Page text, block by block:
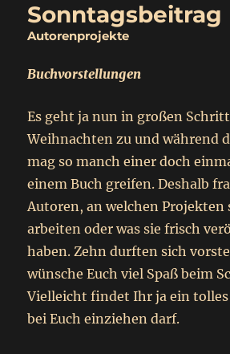
Sonntagsbeitrag
Autorenprojekte
Buchvorstellungen
Es geht ja nun in großen
Weihnachten zu und während
mag so manch einer doch
einem Buch greifen. Deshalb
Autoren, an welchen Projekten
arbeiten oder was sie frisch
haben. Zehn durften sich
wünsche Euch viel Spaß beim
Vielleicht findet Ihr ja ein tolles
bei Euch einziehen darf.